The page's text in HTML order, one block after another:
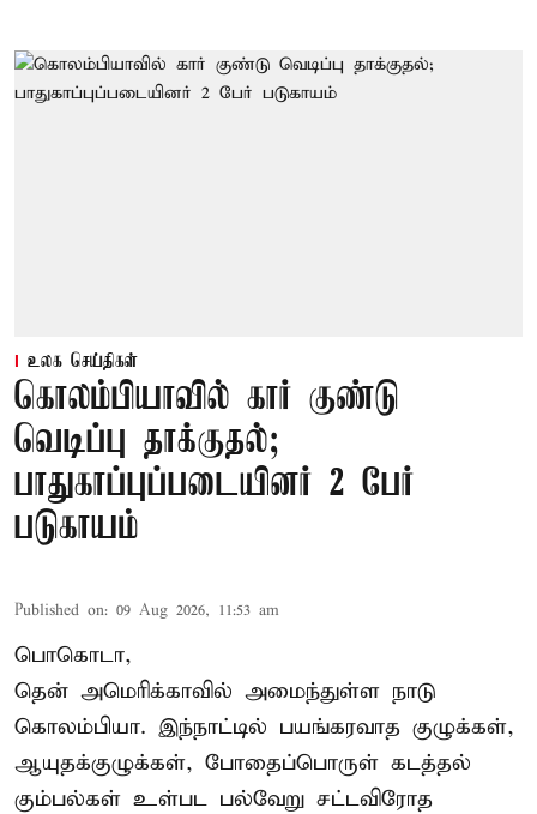
உலக செய்திகள்
கொலம்பியாவில் கார் குண்டு
வெடிப்பு தாக்குதல்;
பாதுகாப்புப்படையினர் 2 பேர்
படுகாயம்
Published on: 09 Aug 2026, 11:53 am
பொகொடா,
தென் அமெரிக்காவில் அமைந்துள்ள நாடு
கொலம்பியா. இந்நாட்டில் பயங்கரவாத குழுக்கள்,
ஆயுதக்குழுக்கள், போதைப்பொருள் கடத்தல்
கும்பல்கள் உள்பட பல்வேறு சட்டவிரோத